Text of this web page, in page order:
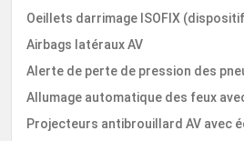
Oeillets darrimage ISOFIX
Airbags latéraux AV
Alerte de perte de pression des
Allumage automatique des feux
Projecteurs antibrouillard AV avec